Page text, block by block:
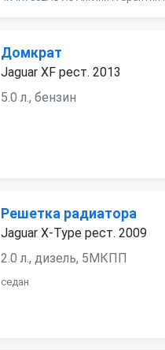
Домкрат
Jaguar XF рест. 2013
5.0 л., бензин
Решетка радиатора
Jaguar X-Type рест. 2009
2.0 л., дизель, 5МКПП
седан